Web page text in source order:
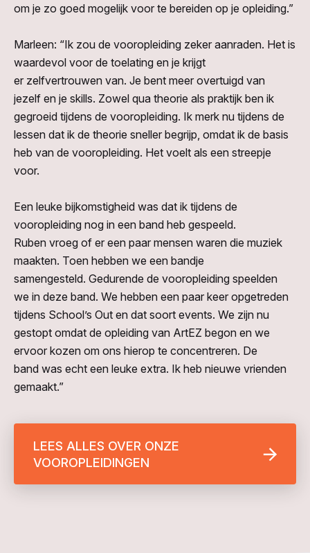
om je zo goed mogelijk voor te bereiden op je opleiding.”
Marleen: “Ik zou de vooropleiding zeker aanraden. Het is
waardevol voor de toelating en je krijgt
er zelfvertrouwen van. Je bent meer overtuigd van
jezelf en je skills. Zowel qua theorie als praktijk ben ik
gegroeid tijdens de vooropleiding. Ik merk nu tijdens de
lessen dat ik de theorie sneller begrijp, omdat ik de basis
heb van de vooropleiding. Het voelt als een streepje
voor.
Een leuke bijkomstigheid was dat ik tijdens de
vooropleiding nog in een band heb gespeeld.
Ruben vroeg of er een paar mensen waren die muziek
maakten. Toen hebben we een bandje
samengesteld. Gedurende de vooropleiding speelden
we in deze band. We hebben een paar keer opgetreden
tijdens School’s Out en dat soort events. We zijn nu
gestopt omdat de opleiding van ArtEZ begon en we
ervoor kozen om ons hierop te concentreren. De
band was echt een leuke extra. Ik heb nieuwe vrienden
gemaakt.”
LEES ALLES OVER ONZE
VOOROPLEIDINGEN